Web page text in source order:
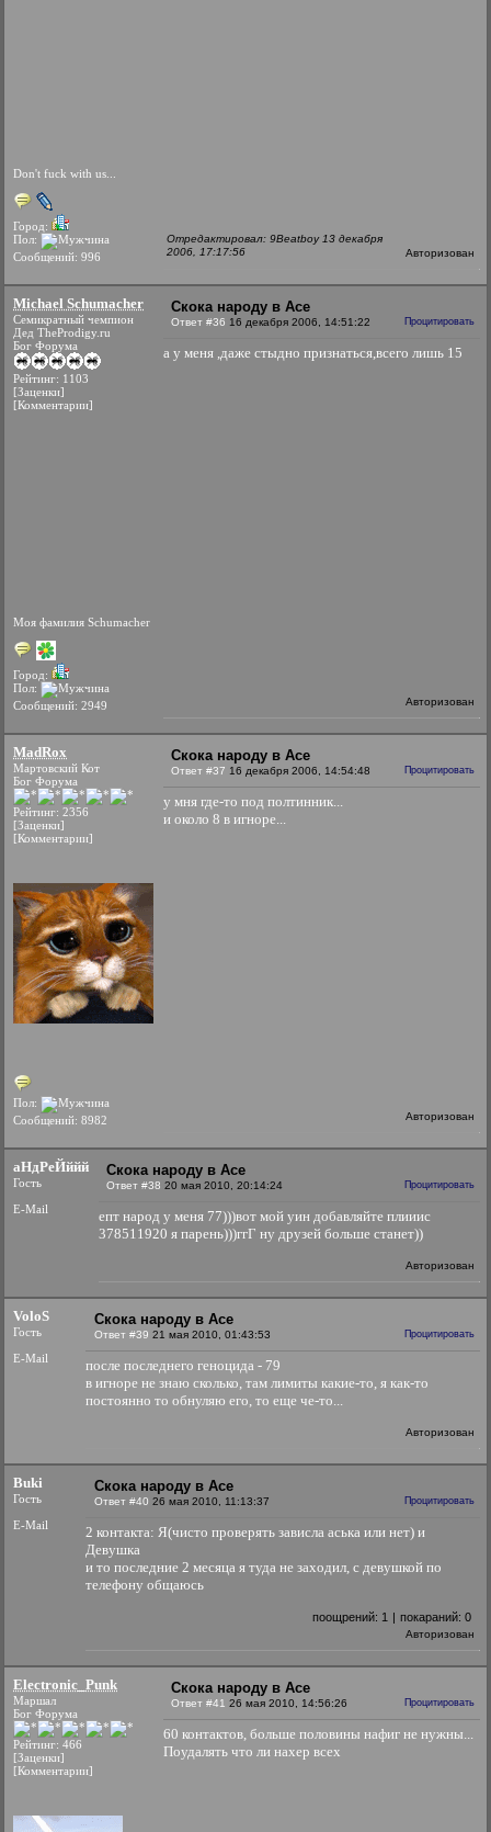
Don't fuck with us...
Город:
Пол:
Сообщений: 996
Отредактировал: 9Beatboy 13 декабря
2006, 17:17:56
Авторизован
Michael Schumacher
Семикратный чемпион
Дед TheProdigy.ru
Бог Форума
Рейтинг: 1103
[Заценки]
[Комментарии]
Моя фамилия Schumacher
Город:
Пол:
Сообщений: 2949
Скока народу в Асе
Ответ #36 16 декабря 2006, 14:51:22 Процитировать
а у меня ,даже стыдно признаться,всего лишь 15
Авторизован
MadRox
Мартовский Кот
Бог Форума
Рейтинг: 2356
[Заценки]
[Комментарии]
Пол:
Сообщений: 8982
Скока народу в Асе
Ответ #37 16 декабря 2006, 14:54:48 Процитировать
у мня где-то под полтинник...
и около 8 в игноре...
Авторизован
аНдРеЙййй
Гость
E-Mail
Скока народу в Асе
Ответ #38 20 мая 2010, 20:14:24 Процитировать
епт народ у меня 77)))вот мой уин добавляйте плииис
378511920 я парень)))ггГ ну друзей больше станет))
Авторизован
VoloS
Гость
E-Mail
Скока народу в Асе
Ответ #39 21 мая 2010, 01:43:53 Процитировать
после последнего геноцида - 79
в игноре не знаю сколько, там лимиты какие-то, я как-то
постоянно то обнуляю его, то еще че-то...
Авторизован
Buki
Гость
E-Mail
Скока народу в Асе
Ответ #40 26 мая 2010, 11:13:37 Процитировать
2 контакта: Я(чисто проверять зависла аська или нет) и
Девушка
и то последние 2 месяца я туда не заходил, с девушкой по
телефону общаюсь
поощрений: 1 | покараний: 0
Авторизован
Electronic_Punk
Маршал
Бог Форума
Рейтинг: 466
[Заценки]
[Комментарии]
Скока народу в Асе
Ответ #41 26 мая 2010, 14:56:26 Процитировать
60 контактов, больше половины нафиг не нужны...
Поудалять что ли нахер всех